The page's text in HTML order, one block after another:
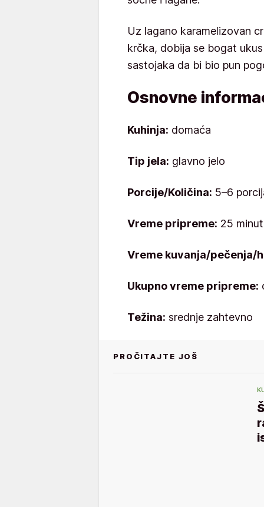
Uz lagano karamelizovan
krčka, dobija se bogat
sastojaka da bi bio pun
Osnovne
Kuhinja: domaća
Tip jela: glavno jelo
Porcije/Količina: 5–6
Vreme pripreme: 25
Vreme kuvanja/pečenja/
Ukupno vreme pripreme:
Težina: srednje zahtevno
PROČITAJTE JOŠ